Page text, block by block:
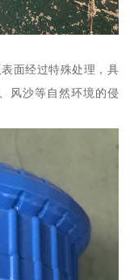
面经过特殊处理，具
风沙等自然环境的侵